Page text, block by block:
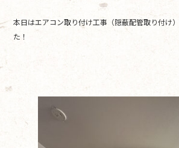
o
k
本日はエアコン取り付け工事（隠蔽配管取り付け
た！